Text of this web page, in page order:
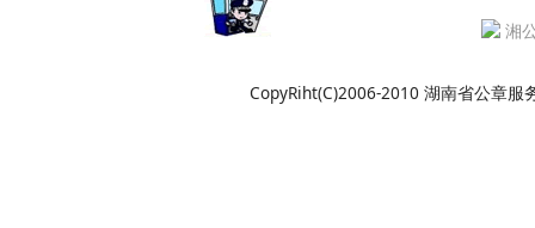
湘
CopyRiht(C)2006-2010 湖南省公章服